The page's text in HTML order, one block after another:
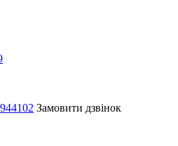
Замовити дзвінок